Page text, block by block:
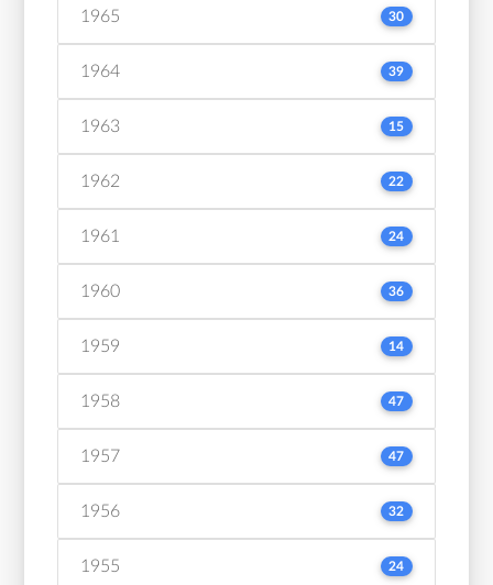
1965 30
1964 39
1963 15
1962 22
1961 24
1960 36
1959 14
1958 47
1957 47
1956 32
1955 24